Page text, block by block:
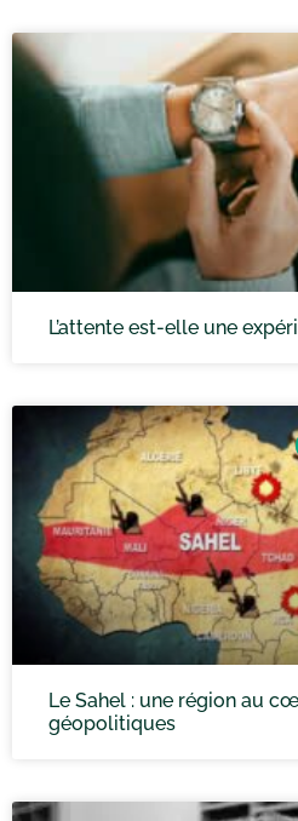
L’attente est-elle une
Le Sahel : une région au
géopolitiques